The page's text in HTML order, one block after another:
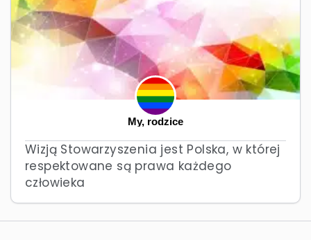
My, rodzice
Wizją Stowarzyszenia jest Polska, w której
respektowane są prawa każdego
człowieka